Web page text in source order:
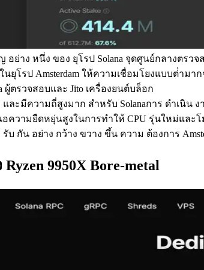
อย่าง หนึ่ง ของ ยุโรป Solana จุดศูนย์กลางต
โรป Amsterdam ให้ความเชื่อมโยงแบบต่ํามา
ผู้ตรวจสอบและ Jito เครื่องยนต์บล็อก
ะมีความถี่สูงมาก สําหรับ Solanaการ ดําเนิน ง
สนอความยืดหยุ่นสูงในการทําให้ CPU รุ่นให
รับ กัน อย่าง กว้าง ขวาง ขึ้น ความ ต้องการ
9950X Bore-metal